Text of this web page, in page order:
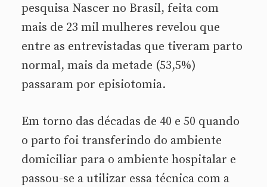
pesquisa Nascer no Brasil, feita com
mais de 23 mil mulheres revelou que
entre as entrevistadas que tiveram parto
normal, mais da metade (53,5%)
passaram por episiotomia.
Em torno das décadas de 40 e 50 quando
o parto foi transferindo do ambiente
domiciliar para o ambiente hospitalar e
passou-se a utilizar essa técnica com a